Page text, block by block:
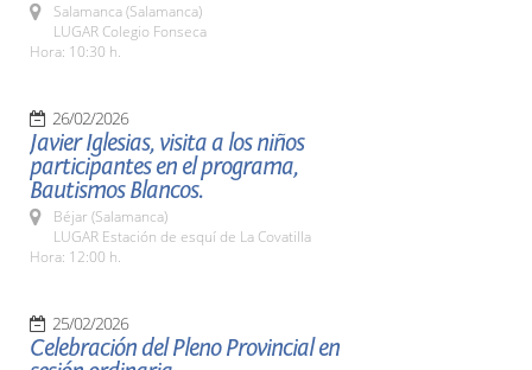
Salamanca (Salamanca)
LUGAR Colegio Fonseca
Hora: 10:30 h.
26/02/2026
Javier Iglesias, visita a los niños
participantes en el programa,
Bautismos Blancos.
Béjar (Salamanca)
LUGAR Estación de esquí de La Covatilla
Hora: 12:00 h.
25/02/2026
Celebración del Pleno Provincial en